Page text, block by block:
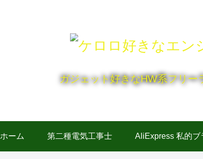
ガジェット好きなHW系フリー
ホーム 第二種電気工事士 AliExpress 私的ブ